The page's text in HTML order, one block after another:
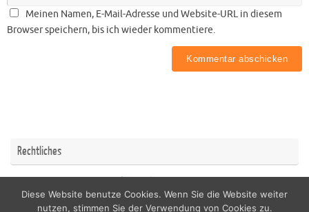
Meinen Namen, E-Mail-Adresse und Website-URL in diesem
Browser speichern, bis ich wieder kommentiere.
Rechtliches
Impressum Datenschutzerklärung
Diese Website benutze Cookies. Wenn Sie die Website weiter
nutzen, stimmen Sie der Verwendung von Cookies zu.